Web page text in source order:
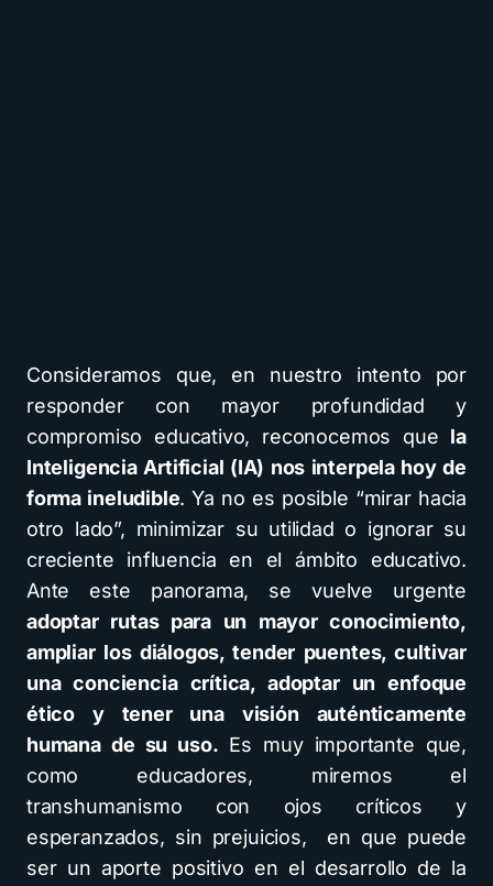
Consideramos que, en nuestro intento por
responder con mayor profundidad y
compromiso educativo, reconocemos que la
Inteligencia Artificial (IA) nos interpela hoy de
forma ineludible. Ya no es posible “mirar hacia
otro lado”, minimizar su utilidad o ignorar su
creciente influencia en el ámbito educativo.
Ante este panorama, se vuelve urgente
adoptar rutas para un mayor conocimiento,
ampliar los diálogos, tender puentes, cultivar
una conciencia crítica, adoptar un enfoque
ético y tener una visión auténticamente
humana de su uso. Es muy importante que,
como educadores, miremos el
transhumanismo con ojos críticos y
esperanzados, sin prejuicios, en que puede
ser un aporte positivo en el desarrollo de la